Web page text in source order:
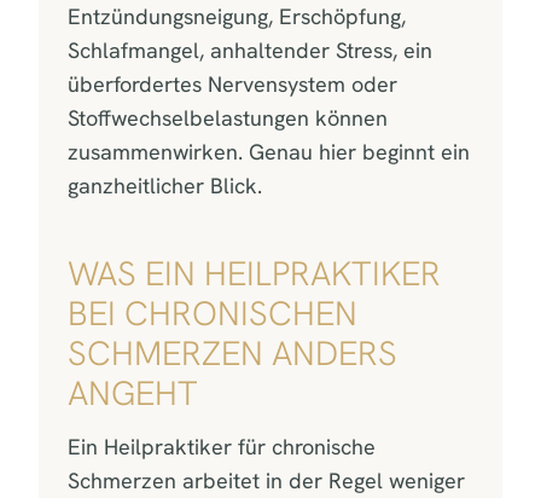
Entzündungsneigung, Erschöpfung,
Schlafmangel, anhaltender Stress, ein
überfordertes Nervensystem oder
Stoffwechselbelastungen können
zusammenwirken. Genau hier beginnt ein
ganzheitlicher Blick.
WAS EIN HEILPRAKTIKER
BEI CHRONISCHEN
SCHMERZEN ANDERS
ANGEHT
Ein Heilpraktiker für chronische
Schmerzen arbeitet in der Regel weniger